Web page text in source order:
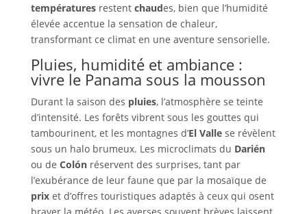
températuresrestent chaudes, bien que l’humidité
élevée accentue la sensation de chaleur,
transformant ce climat en une aventure sensorielle.
Pluies, humidité et ambiance :
vivre le Panama sous la mousson
Durant la saison des pluies, l’atmosphère se teinte
d’intensité. Les forêts vibrent sous les gouttes qui
tambourinent, et les montagnes d’El Vallese révèlent
sous un halo brumeux. Les microclimats du Darién
ou de Colónréservent des surprises, tant par
l’exubérance de leur faune que par la mosaïque de
prixet d’offres touristiques adaptés à ceux qui osent